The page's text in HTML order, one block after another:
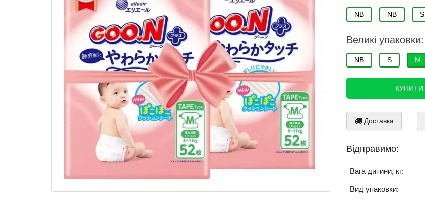
NB NB S
Великі упаковки:
NB S M
КУПИТИ
Доставка
Відправимо:
Вага дитини, кг:
Вид упаковки: